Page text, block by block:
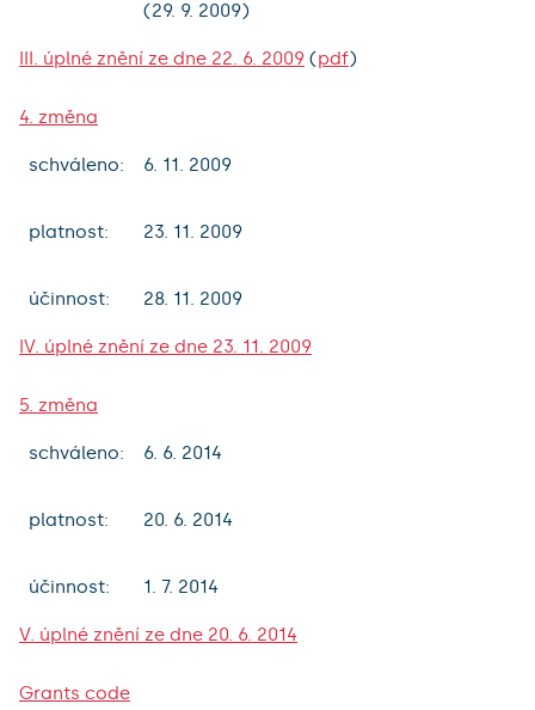
(29. 9. 2009)
III. úplné znění ze dne 22. 6. 2009 (pdf)
4. změna
schváleno: 6. 11. 2009
platnost: 23. 11. 2009
účinnost: 28. 11. 2009
IV. úplné znění ze dne 23. 11. 2009
5. změna
schváleno: 6. 6. 2014
platnost: 20. 6. 2014
účinnost: 1. 7. 2014
V. úplné znění ze dne 20. 6. 2014
Grants code